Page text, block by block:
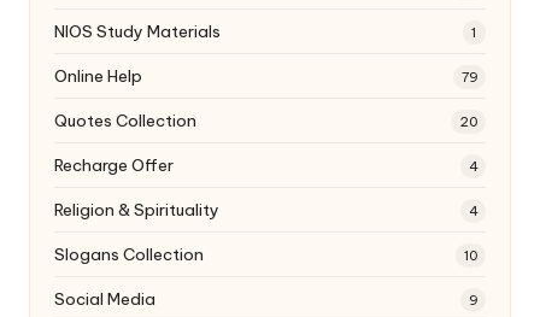
NIOS Study Materials 1
Online Help 79
Quotes Collection 20
Recharge Offer 4
Religion & Spirituality 4
Slogans Collection 10
Social Media 9